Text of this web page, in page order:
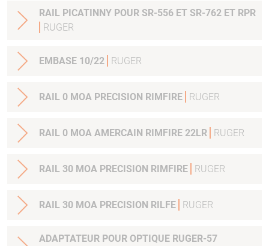
RAIL PICATINNY POUR SR-556 ET SR-762 ET RPR
RUGER
EMBASE 10/22 RUGER
RAIL 0 MOA PRECISION RIMFIRE RUGER
RAIL 0 MOA AMERCAIN RIMFIRE 22LR RUGER
RAIL 30 MOA PRECISION RIMFIRE RUGER
RAIL 30 MOA PRECISION RILFE RUGER
ADAPTATEUR POUR OPTIQUE RUGER-57